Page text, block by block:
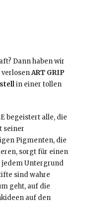
Dann haben wir
verlosenART GRIP
in einer tollen
begeistert alle, die
seiner
Pigmenten, die
sorgt für einen
jedem Untergrund
sind wahre
geht, auf die
auf den